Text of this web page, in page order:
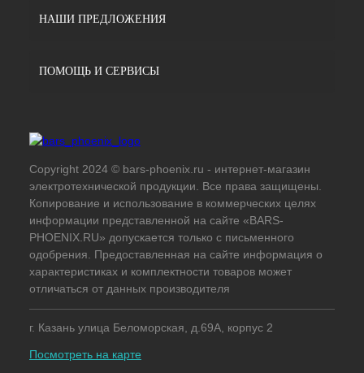
НАШИ ПРЕДЛОЖЕНИЯ
ПОМОЩЬ И СЕРВИСЫ
Copyright 2024 © bars-phoenix.ru - интернет-магазин
электротехнической продукции. Все права защищены.
Копирование и использование в коммерческих целях
информации представленной на сайте «BARS-
PHOENIX.RU» допускается только с письменного
одобрения. Предоставленная на сайте информация о
характеристиках и комплектности товаров может
отличаться от данных производителя
г. Казань улица Беломорская, д.69А, корпус 2
Посмотреть на карте